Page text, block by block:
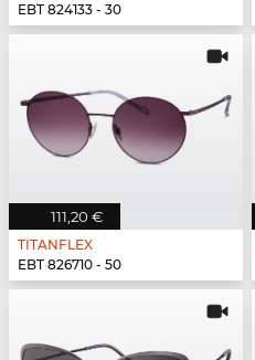
EBT 824133 - 30
111,20 €
TITANFLEX
EBT 826710 - 50